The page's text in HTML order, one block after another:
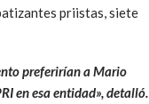
priistas, siete
preferirían a Mario
en esa entidad», detalló.